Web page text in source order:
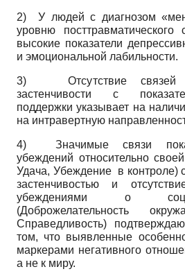
2) У людей с диагнозом
уровню посттравматического
высокие показатели
и эмоциональной лабильности.
3) Отсутствие связей
застенчивости с
поддержки указывает на
на интравертную
4) Значимые связи
убеждений относительно
Удача, Убеждение в контроле)
застенчивостью и
убеждениями о
(Доброжелательность
Справедливость)
том, что выявленные
маркерами негативного
а не к миру.